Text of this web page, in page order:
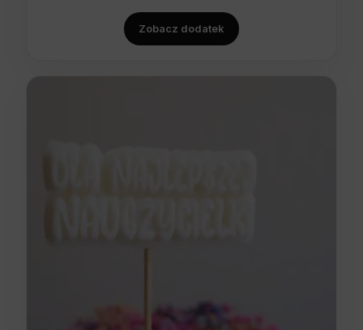
Zobacz dodatek